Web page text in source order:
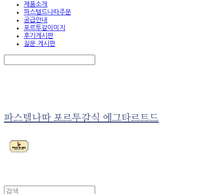
제품소개
파스텔드나따주문
공급안내
포르투갈이미지
후기게시판
질문 게시판
파스텔나따 포르투갈식 에그타르트드